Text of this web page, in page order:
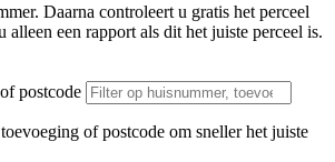
Daarna controleert u gratis het perceel
alleen een rapport als dit het juiste perceel is.
postcode
of postcode om sneller het juiste